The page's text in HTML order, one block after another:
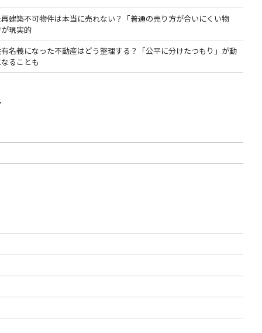
建築不可物件は本当に売れない？「普通の売り方が合いにくい物
現実的
名義になった不動産はどう整理する？「公平に分けたつもり」が動
ることも